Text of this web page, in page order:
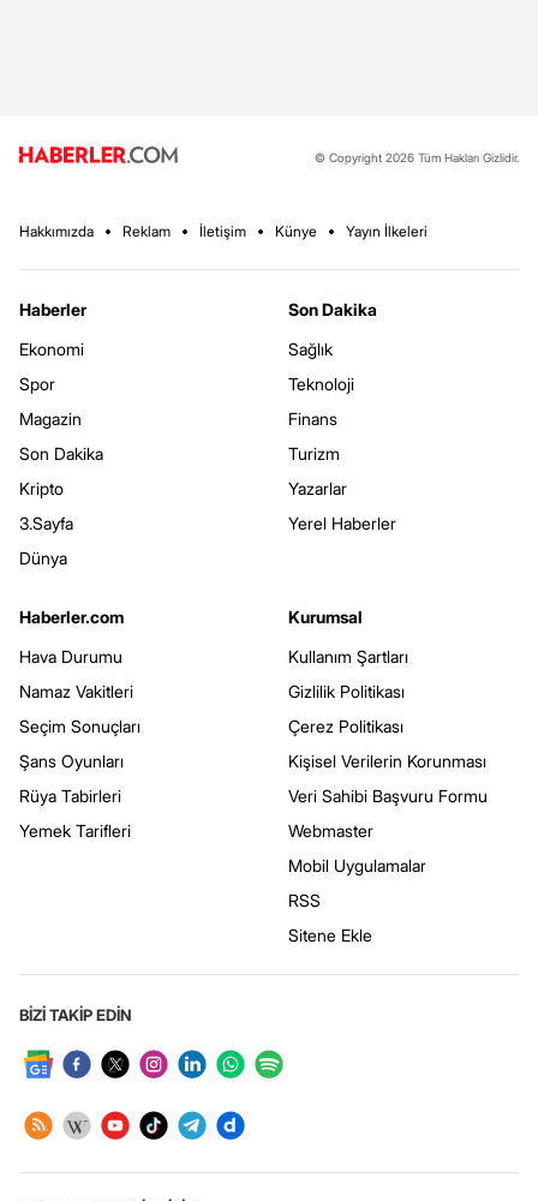
© Copyright 2026 Tüm Hakları Gizlidir.
Hakkımızda Reklam İletişim Künye Yayın İlkeleri
Haberler
Ekonomi
Spor
Magazin
Son Dakika
Kripto
3.Sayfa
Dünya
Son Dakika
Sağlık
Teknoloji
Finans
Turizm
Yazarlar
Yerel Haberler
Haberler.com
Hava Durumu
Namaz Vakitleri
Seçim Sonuçları
Şans Oyunları
Rüya Tabirleri
Yemek Tarifleri
Kurumsal
Kullanım Şartları
Gizlilik Politikası
Çerez Politikası
Kişisel Verilerin Korunması
Veri Sahibi Başvuru Formu
Webmaster
Mobil Uygulamalar
RSS
Sitene Ekle
BİZİ TAKİP EDİN